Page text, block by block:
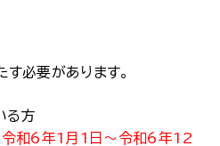
必要があります。
る方
令和6年1月1日～令和6年12